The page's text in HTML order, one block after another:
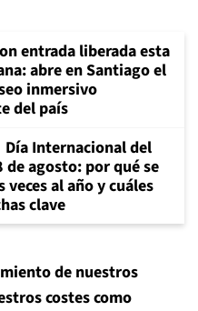
entrada liberada esta
abre en Santiago el
inmersivo
del país
Día Internacional del
de agosto: por qué se
veces al año y cuáles
clave
de nuestros
costes como